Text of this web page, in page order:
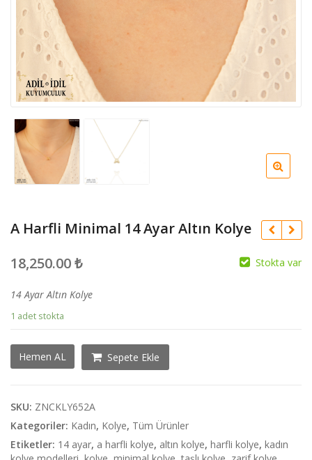
A Harfli Minimal 14 Ayar Altın Kolye
18,250.00₺ Stokta var
14 Ayar Altın Kolye
1 adet stokta
Hemen AL
Harfli
Ayar
Altın
Kolye
adet
Sepete Ekle
SKU: ZNCKLY652A
Kategoriler: Kadın, Kolye, Tüm Ürünler
Etiketler: 14 ayar, a harfli kolye, altın kolye, harfli kolye, kadın